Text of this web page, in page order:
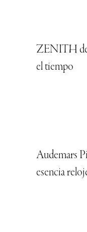
ZENITH
el tiempo
Audemars
esencia